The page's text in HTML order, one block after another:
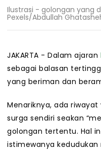
Ilustrasi - golongan yang
Pexels/Abdullah
JAKARTA - Dalam ajaran
sebagai balasan
yang beriman dan
Menariknya, ada
surga sendiri seakan
golongan tertentu. Hal
istimewanya kedudukan